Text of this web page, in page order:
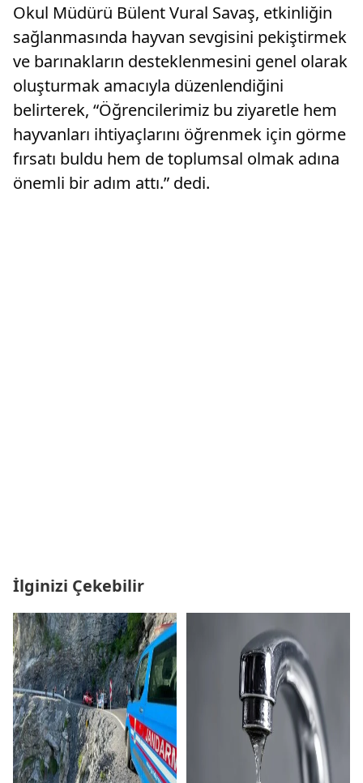
Okul Müdürü Bülent Vural Savaş, etkinliğin
sağlanmasında hayvan sevgisini pekiştirmek
ve barınakların desteklenmesini genel olarak
oluşturmak amacıyla düzenlendiğini
belirterek, “Öğrencilerimiz bu ziyaretle hem
hayvanları ihtiyaçlarını öğrenmek için görme
fırsatı buldu hem de toplumsal olmak adına
önemli bir adım attı.” dedi.
İlginizi Çekebilir